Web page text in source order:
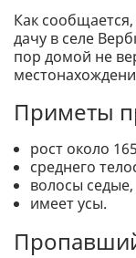
Как
дачу в селе
пор домой не
Приметы
рост около
среднего
волосы седые,
имеет усы.